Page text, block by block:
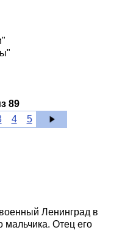
89
4 5
Ленинград в
мальчика. Отец его